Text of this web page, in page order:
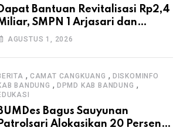
Dapat Bantuan Revitalisasi Rp2,4
SMPN 1 Arjasari dan
Sambut Antusias
AGUSTUS 1, 2026
, CAMAT CANGKUANG , DISKOMINFO
BANDUNG , DPMD KAB BANDUNG ,
Bagus Sauyunan
Patrolsari Alokasikan 20 Persen